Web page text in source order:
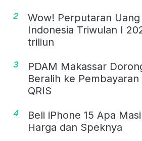
2
Wow! Perputaran
Indonesia Triwulan I
triliun
3
PDAM Makassar
Beralih ke
QRIS
4
Beli iPhone 15 Apa
Harga dan Speknya